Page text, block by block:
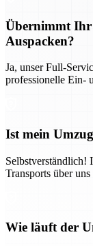
Übernimmt Ihr
Auspacken?
Ja, unser Full-
professionelle Ein-
Ist mein
Selbstverständlich!
Transports über
Wie läuft der